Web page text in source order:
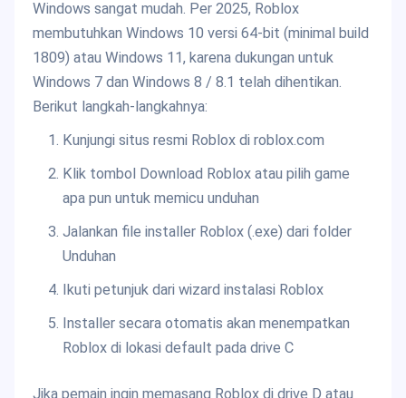
Windows sangat mudah. Per 2025, Roblox
membutuhkan Windows 10 versi 64-bit (minimal build
1809) atau Windows 11, karena dukungan untuk
Windows 7 dan Windows 8 / 8.1 telah dihentikan.
Berikut langkah-langkahnya:
Kunjungi situs resmi Roblox di roblox.com
Klik tombol Download Roblox atau pilih game
apa pun untuk memicu unduhan
Jalankan file installer Roblox (.exe) dari folder
Unduhan
Ikuti petunjuk dari wizard instalasi Roblox
Installer secara otomatis akan menempatkan
Roblox di lokasi default pada drive C
Jika pemain ingin memasang Roblox di drive D atau